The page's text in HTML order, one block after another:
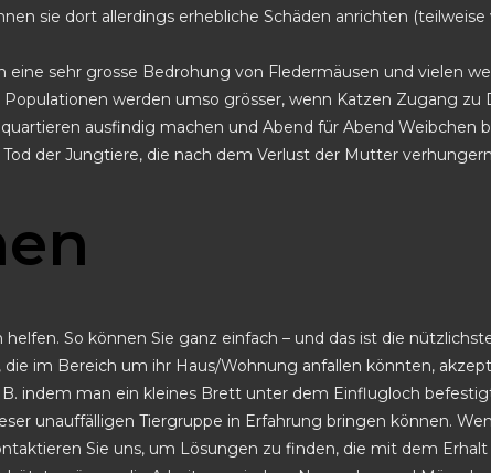
sie dort allerdings erhebliche Schäden anrichten
eine sehr grosse Bedrohung von Fledermäusen und vielen
werden umso grösser, wenn Katzen Zugang zu
ausfindig machen und Abend für Abend Weibchen
der Jungtiere, die nach dem Verlust der Mutter
So können Sie ganz einfach – und das ist die
im Bereich um ihr Haus/Wohnung anfallen könnten,
indem man ein kleines Brett unter dem Einflugloch
unauffälligen Tiergruppe in Erfahrung bringen können.
Sie uns, um Lösungen zu finden, die mit dem